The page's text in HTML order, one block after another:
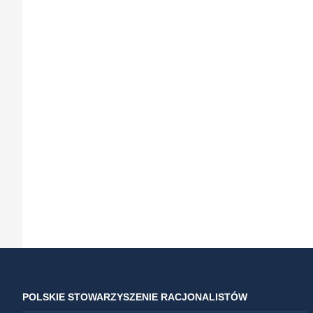
POLSKIE STOWARZYSZENIE RACJONALISTÓW